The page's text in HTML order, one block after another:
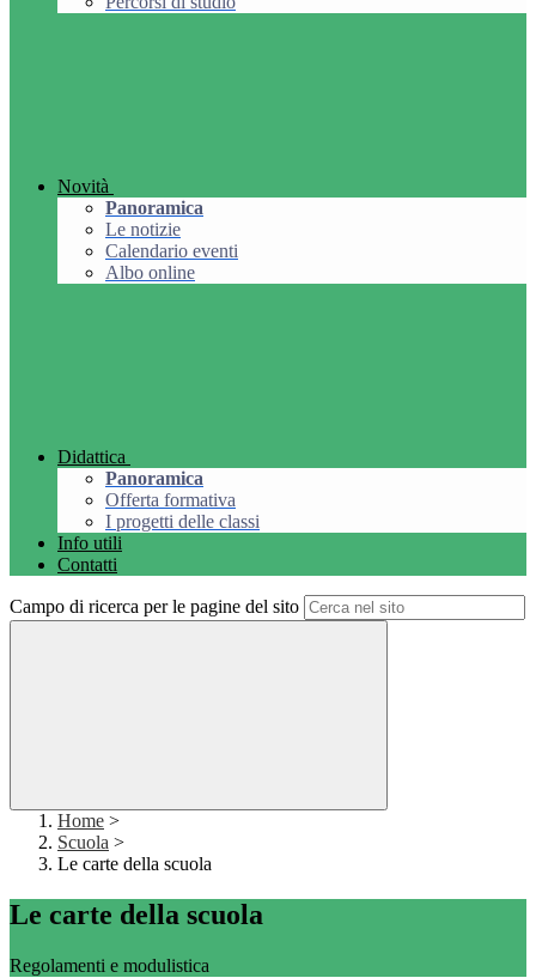
Novità
Panoramica
Le notizie
Calendario eventi
Albo online
Didattica
Panoramica
Offerta formativa
I progetti delle classi
Info utili
Contatti
Campo di ricerca per le pagine del sito
Home >
Scuola >
Le carte della scuola
Le carte della scuola
Regolamenti e modulistica